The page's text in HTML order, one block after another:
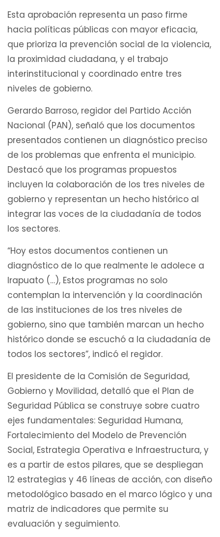
Esta aprobación representa un paso firme
hacia políticas públicas con mayor eficacia,
que prioriza la prevención social de la violencia,
la proximidad ciudadana, y el trabajo
interinstitucional y coordinado entre tres
niveles de gobierno.
Gerardo Barroso, regidor del Partido Acción
Nacional (PAN), señaló que los documentos
presentados contienen un diagnóstico preciso
de los problemas que enfrenta el municipio.
Destacó que los programas propuestos
incluyen la colaboración de los tres niveles de
gobierno y representan un hecho histórico al
integrar las voces de la ciudadanía de todos
los sectores.
“Hoy estos documentos contienen un
diagnóstico de lo que realmente le adolece a
Irapuato (…), Estos programas no solo
contemplan la intervención y la coordinación
de las instituciones de los tres niveles de
gobierno, sino que también marcan un hecho
histórico donde se escuchó a la ciudadanía de
todos los sectores”, indicó el regidor.
El presidente de la Comisión de Seguridad,
Gobierno y Movilidad, detalló que el Plan de
Seguridad Pública se construye sobre cuatro
ejes fundamentales: Seguridad Humana,
Fortalecimiento del Modelo de Prevención
Social, Estrategia Operativa e Infraestructura, y
es a partir de estos pilares, que se despliegan
12 estrategias y 46 líneas de acción, con diseño
metodológico basado en el marco lógico y una
matriz de indicadores que permite su
evaluación y seguimiento.